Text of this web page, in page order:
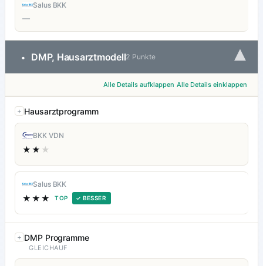
Salus BKK
—
• DMP, Hausarztmodell2 Punkte ▾
Alle Details aufklappen Alle Details einklappen
Hausarztprogramm
BKK VDN
★★ ★
Salus BKK
★★★ TOP ✓ BESSER
DMP Programme
GLEICHAUF